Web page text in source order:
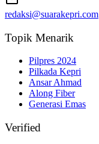
redaksi@suarakepri.com
Topik Menarik
Pilpres 2024
Pilkada Kepri
Ansar Ahmad
Along Fiber
Generasi Emas
Verified